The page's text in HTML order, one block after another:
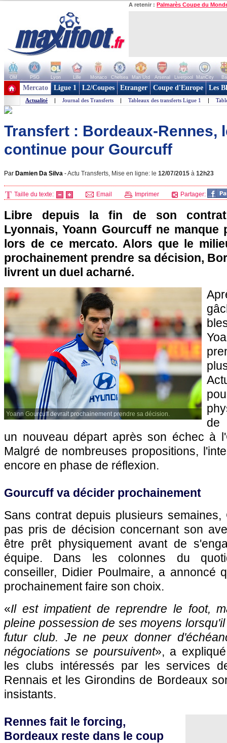
A retenir : Palmarès Coupe du
OM PSG Lyon Lille Monaco Chelsea Man Utd Arsenal Liverpool ManCity
+ de clubs
Mercato Ligue 1 L2/Coupes Etranger Coupe d'Europe Les
Actualité | Journal des Transferts | Tableaux des transferts Ligue 1 |
Transfert : Bordeaux-Rennes,
continue pour Gourcuff
Par Damien Da Silva -Actu Transferts, Mise en ligne: le 12/07/2015 à 12h23
Taille du texte: Email Imprimer Partager:
Libre depuis la fin de son contrat
Lyonnais, Yoann Gourcuff ne manque
lors de ce mercato. Alors que le
prochainement prendre sa décision,
livrent un duel acharné.
Yoann Gourcuff devrait prochainement prendre sa décision.
de
un nouveau départ après son échec à
Malgré de nombreuses propositions,
encore en phase de réflexion.
Gourcuff va décider prochainement
Sans contrat depuis plusieurs
pas pris de décision concernant son
être prêt physiquement avant de
équipe. Dans les colonnes du
conseiller, Didier Poulmaire, a annoncé
prochainement faire son choix.
«Il est impatient de reprendre le foot,
pleine possession de ses moyens
futur club. Je ne peux donner
négociations se poursuivent», a
les clubs intéressés par les services
Rennais et les Girondins de Bordeaux
insistants.
Rennes fait le forcing,
Bordeaux reste dans le coup